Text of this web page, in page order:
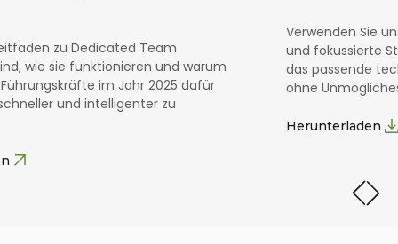
zu Dedicated Team
wie sie funktionieren und warum
im Jahr 2025 dafür
und intelligenter zu
Verwenden Sie
und fokussierte
das passende
ohne
Herunterladen